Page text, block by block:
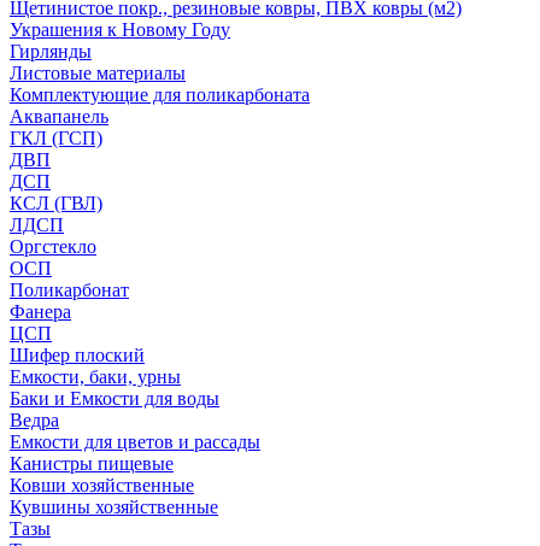
Щетинистое покр., резиновые ковры, ПВХ ковры (м2)
Украшения к Новому Году
Гирлянды
Листовые материалы
Комплектующие для поликарбоната
Аквапанель
ГКЛ (ГСП)
ДВП
ДСП
КСЛ (ГВЛ)
ЛДСП
Оргстекло
ОСП
Поликарбонат
Фанера
ЦСП
Шифер плоский
Емкости, баки, урны
Баки и Емкости для воды
Ведра
Емкости для цветов и рассады
Канистры пищевые
Ковши хозяйственные
Кувшины хозяйственные
Тазы